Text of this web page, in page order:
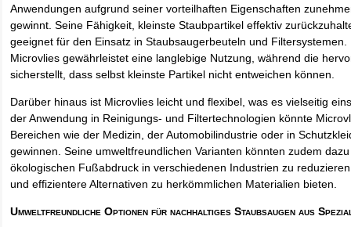
Anwendungen aufgrund seiner vorteilhaften Eigenschaften
gewinnt. Seine Fähigkeit, kleinste Staubpartikel effektiv
geeignet für den Einsatz in Staubsaugerbeuteln und
Microvlies gewährleistet eine langlebige Nutzung, während die
sicherstellt, dass selbst kleinste Partikel nicht entweichen können.
Darüber hinaus ist Microvlies leicht und flexibel, was es vielseitig
der Anwendung in Reinigungs- und Filtertechnologien könnte
Bereichen wie der Medizin, der Automobilindustrie oder in
gewinnen. Seine umweltfreundlichen Varianten könnten zudem
ökologischen Fußabdruck in verschiedenen Industrien zu
und effizientere Alternativen zu herkömmlichen Materialien bieten.
Umweltfreundliche Optionen für nachhaltiges Staubsaugen aus